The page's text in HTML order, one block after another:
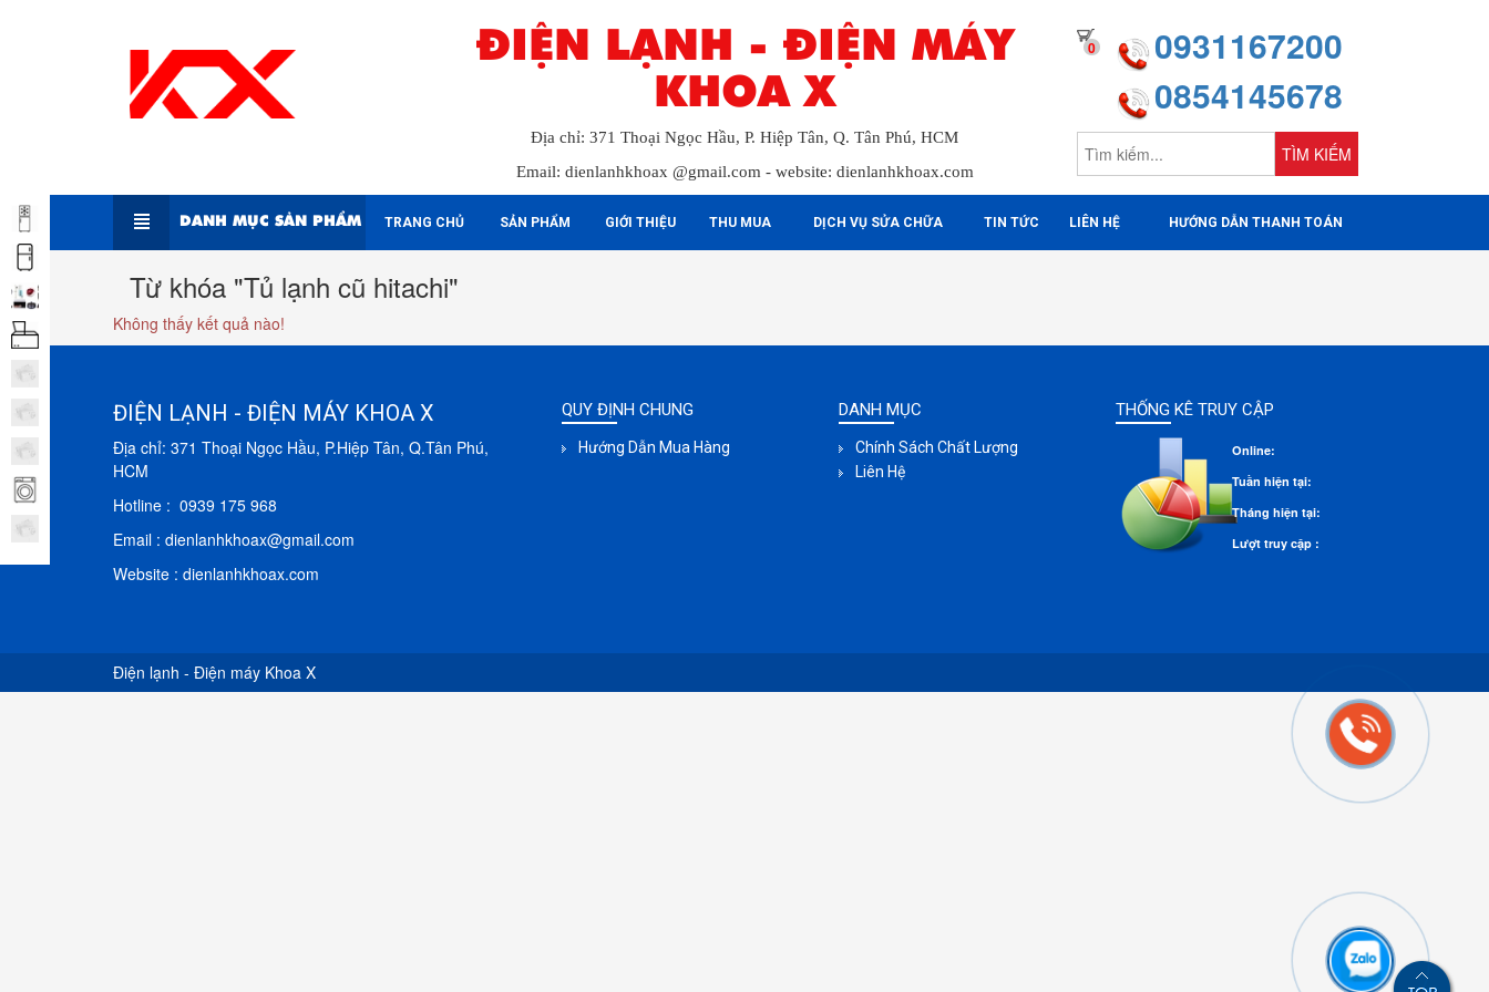
ĐIỆN LẠNH - ĐIỆN MÁY
KHOA X
Địa chỉ: 371 Thoại Ngọc Hầu, P. Hiệp Tân, Q. Tân Phú, HCM
Email: dienlanhkhoax @gmail.com - website: dienlanhkhoax.com
0
0931167200
0854145678
TÌM KIẾM
DANH MỤC SẢN PHẨM TRANG CHỦ SẢN PHẨM GIỚI THIỆU THU MUA DỊCH VỤ SỬA CHỮA TIN TỨC LIÊN HỆ HƯỚNG DẪN THANH TOÁN
Từ khóa "Tủ lạnh cũ hitachi"
Không thấy kết quả nào!
ĐIỆN LẠNH - ĐIỆN MÁY KHOA X
Địa chỉ: 371 Thoại Ngọc Hầu, P.Hiệp Tân, Q.Tân Phú,
HCM
Hotline : 0939 175 968
Email : dienlanhkhoax@gmail.com
Website : dienlanhkhoax.com
QUY ĐỊNH CHUNG
Hướng Dẫn Mua Hàng
DANH MỤC
Chính Sách Chất Lượng
Liên Hệ
THỐNG KÊ TRUY CẬP
Online:
Tuần hiện tại:
Tháng hiện tại:
Lượt truy cập :
Điện lạnh - Điện máy Khoa X